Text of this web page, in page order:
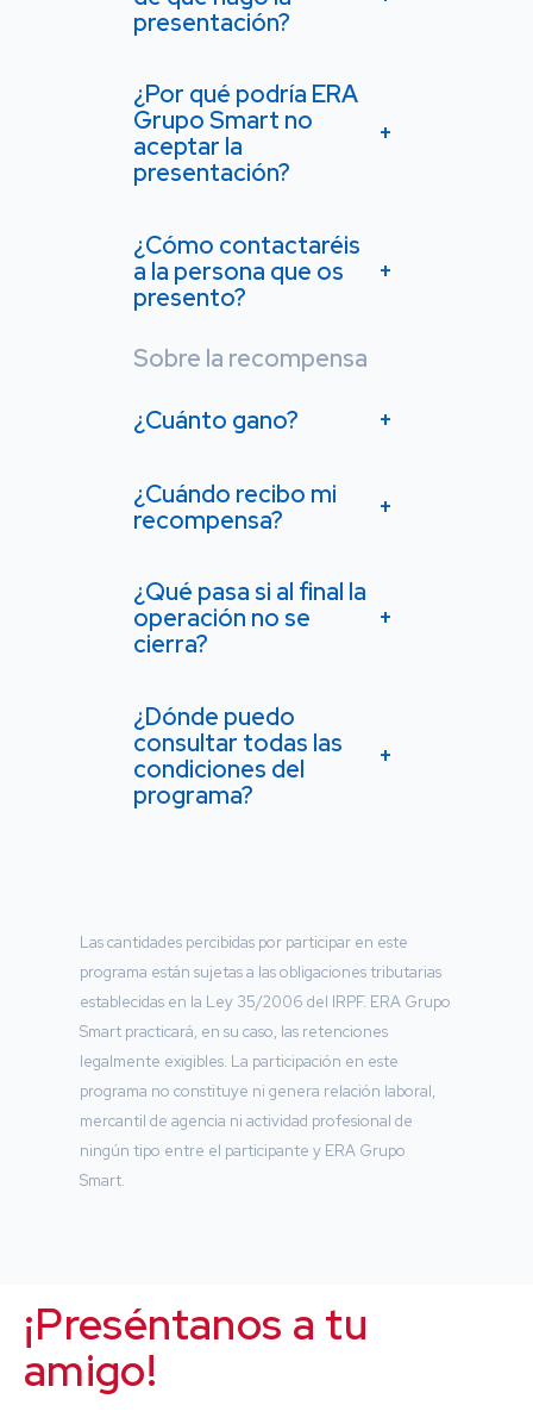
presentación?
¿Por qué podría ERA
Grupo Smart no
aceptar la
presentación?
+
¿Cómo contactaréis
a la persona que os
presento?
+
Sobre la recompensa
¿Cuánto gano? +
¿Cuándo recibo mi
recompensa?
+
¿Qué pasa si al final la
operación no se
cierra?
+
¿Dónde puedo
consultar todas las
condiciones del
programa?
+
Las cantidades percibidas por participar en este
programa están sujetas a las obligaciones tributarias
establecidas en la Ley 35/2006 del IRPF. ERA Grupo
Smart practicará, en su caso, las retenciones
legalmente exigibles. La participación en este
programa no constituye ni genera relación laboral,
mercantil de agencia ni actividad profesional de
ningún tipo entre el participante y ERA Grupo
Smart.
¡Preséntanos a tu
amigo!